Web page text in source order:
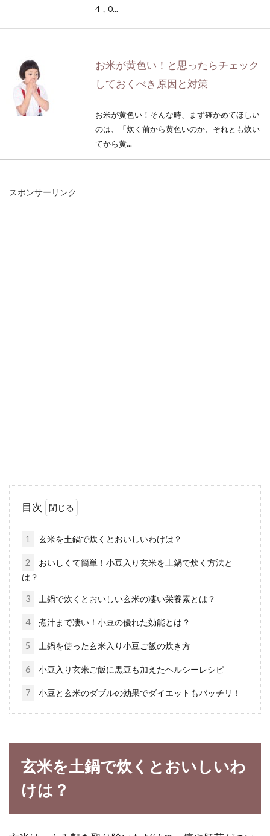
4，0...
お米が黄色い！と思ったらチェック
しておくべき原因と対策
お米が黄色い！そんな時、まず確かめてほしい
のは、「炊く前から黄色いのか、それとも炊い
てから黄...
ットの消化不良の改善方法
か？玄...
玄米の炊き方2合分を知っておけば
基本からアレンジまで可能
みなさんは、玄米を食事で摂り入れています
か？健康にために、これから玄米生活をスター
し？美味しい炊き方とは
たいです...
スポンサーリンク
目次
1 玄米を土鍋で炊くとおいしいわけは？
2
おいしくて簡単！小豆入り玄米を土鍋で炊く方法と
は？
3 土鍋で炊くとおいしい玄米の凄い栄養素とは？
4 煮汁まで凄い！小豆の優れた効能とは？
5 土鍋を使った玄米入り小豆ご飯の炊き方
6 小豆入り玄米ご飯に黒豆も加えたヘルシーレシピ
7 小豆と玄米のダブルの効果でダイエットもバッチリ！
玄米を土鍋で炊くとおいしいわ
けは？